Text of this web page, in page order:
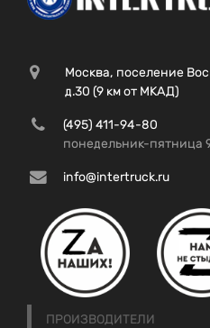
Москва, поселение
д.30 (9 км от МКАД)
(495) 411-94-80
понедельник-пятница
info@intertruck.ru
ПРОИЗВОДИТЕЛИ